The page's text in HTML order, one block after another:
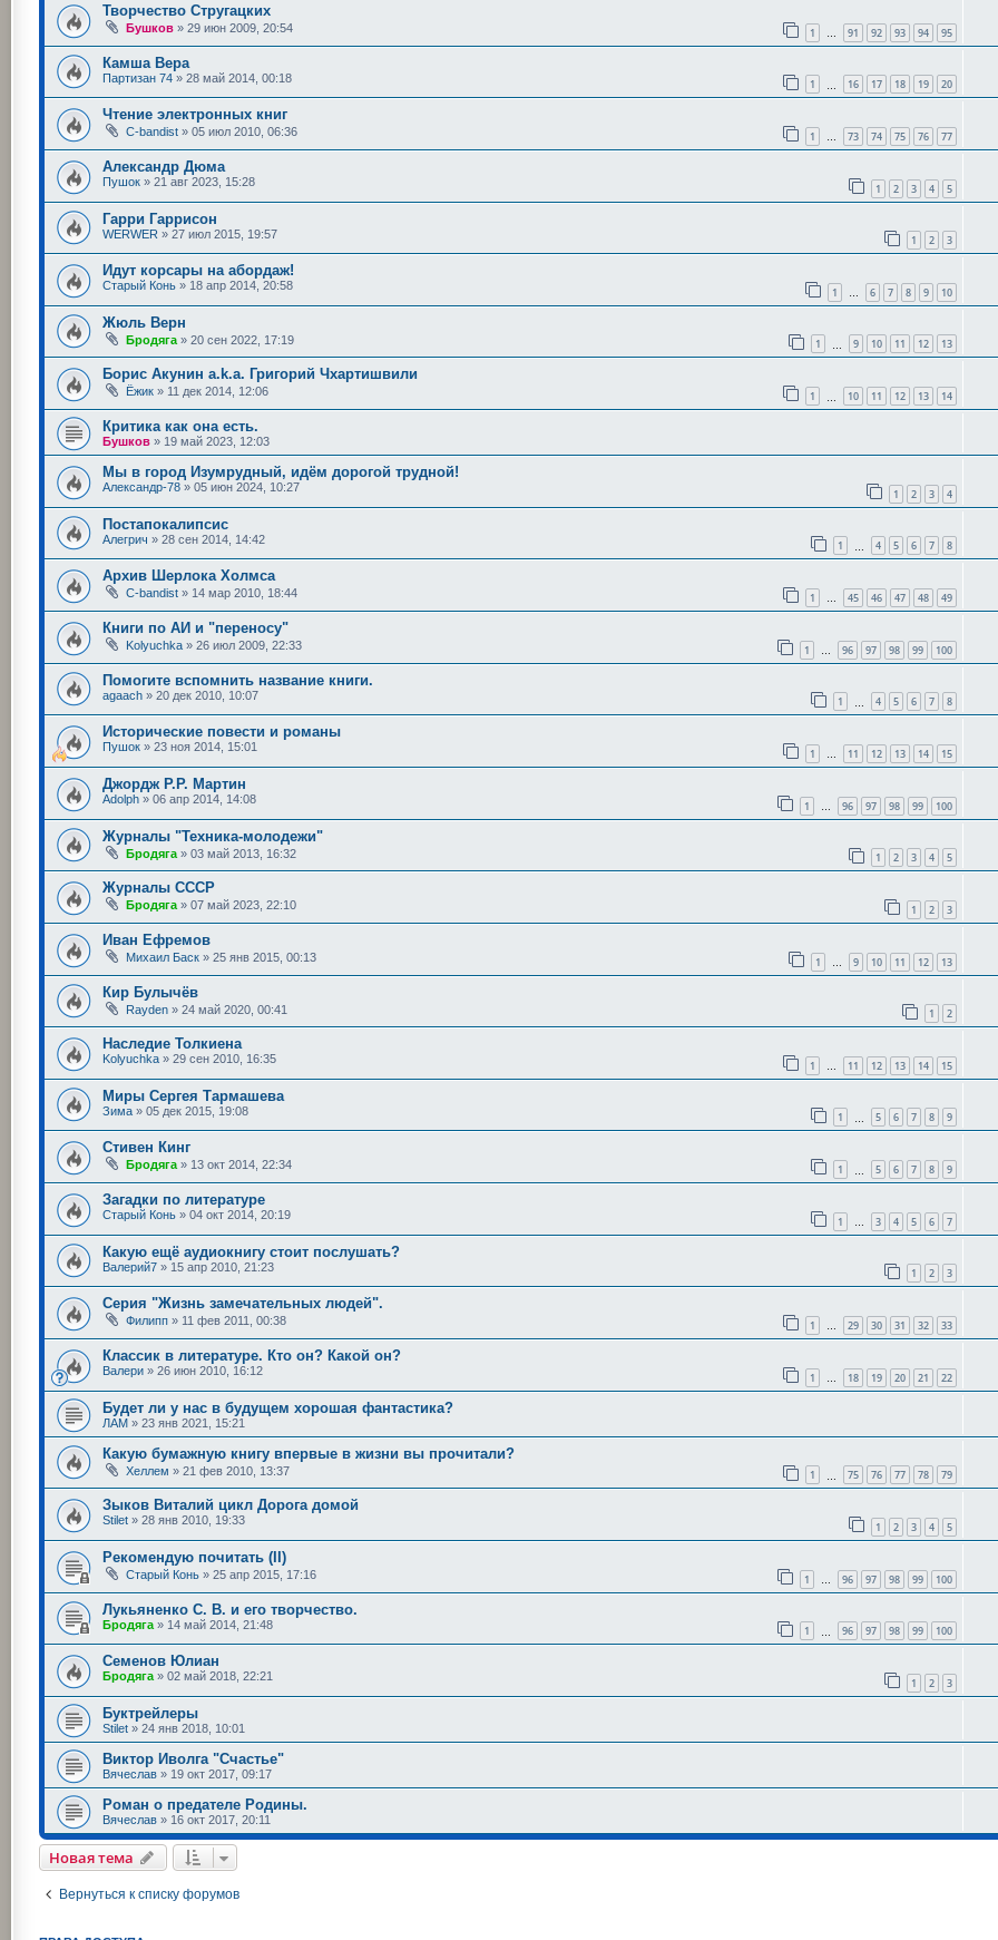
Творчество Стругацких
Бушков » 29 июн 2009, 20:54 1 … 91 92 93 94 95
Камша Вера
Партизан 74 » 28 май 2014, 00:18 1 16 17 18 19 20
Чтение электронных книг
C-bandist » 05 июл 2010, 06:36 1 … 73 74 75 76 77
Александр Дюма
Пушок » 21 авг 2023, 15:28 1 2 3 4 5
Гарри Гаррисон
WERWER » 27 июл 2015, 19:57 1 2 3
Идут корсары на абордаж!
Старый Конь » 18 апр 2014, 20:58 1 … 6 7 8 9 10
Жюль Верн
Бродяга » 20 сен 2022, 17:19 1 9 10 11 12 13
Борис Акунин a.k.a. Григорий Чхартишвили
Ёжик » 11 дек 2014, 12:06 1 10 11 12 13 14
Критика как она есть.
Бушков » 19 май 2023, 12:03
Мы в город Изумрудный, идём дорогой трудной!
Александр-78 » 05 июн 2024, 10:27 1 2 3 4
Постапокалипсис
Алегрич » 28 сен 2014, 14:42 1 4 5 6 7 8
Архив Шерлока Холмса
C-bandist » 14 мар 2010, 18:44 1 … 45 46 47 48 49
Книги по АИ и "переносу"
Kolyuchka » 26 июл 2009, 22:33 1 … 96 97 98 99 100
Помогите вспомнить название книги.
agaach » 20 дек 2010, 10:07 1 4 5 6 7 8
Исторические повести и романы
Пушок » 23 ноя 2014, 15:01 1 … 11 12 13 14 15
Джордж Р.Р. Мартин
Adolph » 06 апр 2014, 14:08 1 … 96 97 98 99 100
Журналы "Техника-молодежи"
Бродяга » 03 май 2013, 16:32 1 2 3 4 5
Журналы СССР
Бродяга » 07 май 2023, 22:10 1 2 3
Иван Ефремов
Михаил Баск » 25 янв 2015, 00:13 1 9 10 11 12 13
Кир Булычёв
Rayden » 24 май 2020, 00:41 1 2
Наследие Толкиена
Kolyuchka » 29 сен 2010, 16:35 1 … 11 12 13 14 15
Миры Сергея Тармашева
Зима » 05 дек 2015, 19:08 1 5 6 7 8 9
Стивен Кинг
Бродяга» 13 окт 2014, 22:34 1 5 6 7 8 9
Загадки по литературе
Старый Конь » 04 окт 2014, 20:19 1 … 3 4 5 6 7
Какую ещё аудиокнигу стоит послушать?
Валерий7 » 15 апр 2010, 21:23 1 2 3
Серия "Жизнь замечательных людей".
Филипп » 11 фев 2011, 00:38 1 … 29 30 31 32 33
Классик в литературе. Кто он? Какой он?
Валери » 26 июн 2010, 16:12 1 … 18 19 20 21 22
Будет ли у нас в будущем хорошая фантастика?
ЛАМ » 23 янв 2021, 15:21
Какую бумажную книгу впервые в жизни вы прочитали?
Хеллем » 21 фев 2010, 13:37 1 75 76 77 78 79
Зыков Виталий цикл Дорога домой
Stilet » 28 янв 2010, 19:33 1 2 3 4 5
Рекомендую почитать (II)
Старый Конь » 25 апр 2015, 17:16 1 … 96 97 98 99 100
Лукьяненко С. В. и его творчество.
Бродяга » 14 май 2014, 21:48 1 96 97 98 99 100
Семенов Юлиан
Бродяга » 02 май 2018, 22:21 1 2 3
Буктрейлеры
Stilet » 24 янв 2018, 10:01
Виктор Иволга "Счастье"
Вячеслав » 19 окт 2017, 09:17
Роман о предателе Родины.
Вячеслав » 16 окт 2017, 20:11
Новая тема
Вернуться к списку форумов